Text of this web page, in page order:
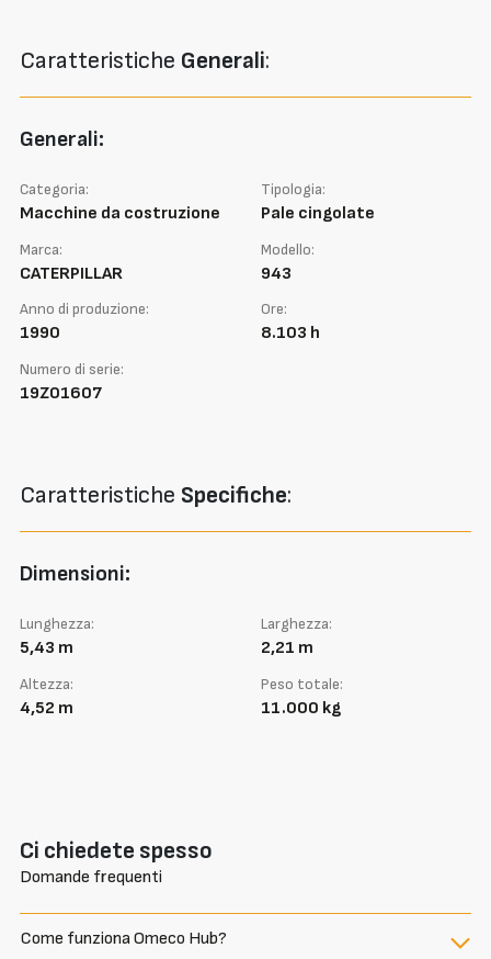
Caratteristiche Generali:
Generali:
Categoria:
Macchine da costruzione
Tipologia:
Pale cingolate
Marca:
CATERPILLAR
Modello:
943
Anno di produzione:
1990
Ore:
8.103 h
Numero di serie:
19Z01607
Caratteristiche Specifiche:
Dimensioni:
Lunghezza:
5,43 m
Larghezza:
2,21 m
Altezza:
4,52 m
Peso totale:
11.000 kg
Ci chiedete spesso
Domande frequenti
Come funziona Omeco Hub?